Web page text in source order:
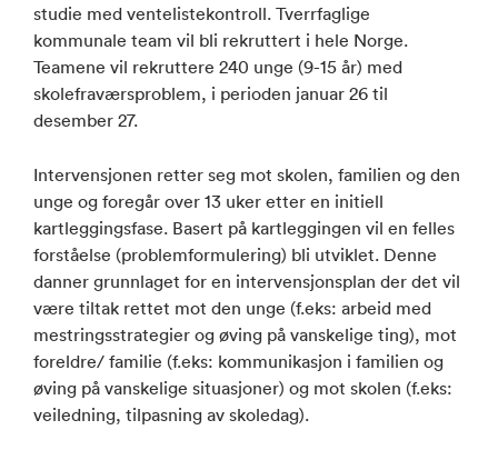
studie med ventelistekontroll. Tverrfaglige
kommunale team vil bli rekruttert i hele Norge.
Teamene vil rekruttere 240 unge (9-15 år) med
skolefraværsproblem, i perioden januar 26 til
desember 27.
Intervensjonen retter seg mot skolen, familien og den
unge og foregår over 13 uker etter en initiell
kartleggingsfase. Basert på kartleggingen vil en felles
forståelse (problemformulering) bli utviklet. Denne
danner grunnlaget for en intervensjonsplan der det vil
være tiltak rettet mot den unge (f.eks: arbeid med
mestringsstrategier og øving på vanskelige ting), mot
foreldre/ familie (f.eks: kommunikasjon i familien og
øving på vanskelige situasjoner) og mot skolen (f.eks:
veiledning, tilpasning av skoledag).